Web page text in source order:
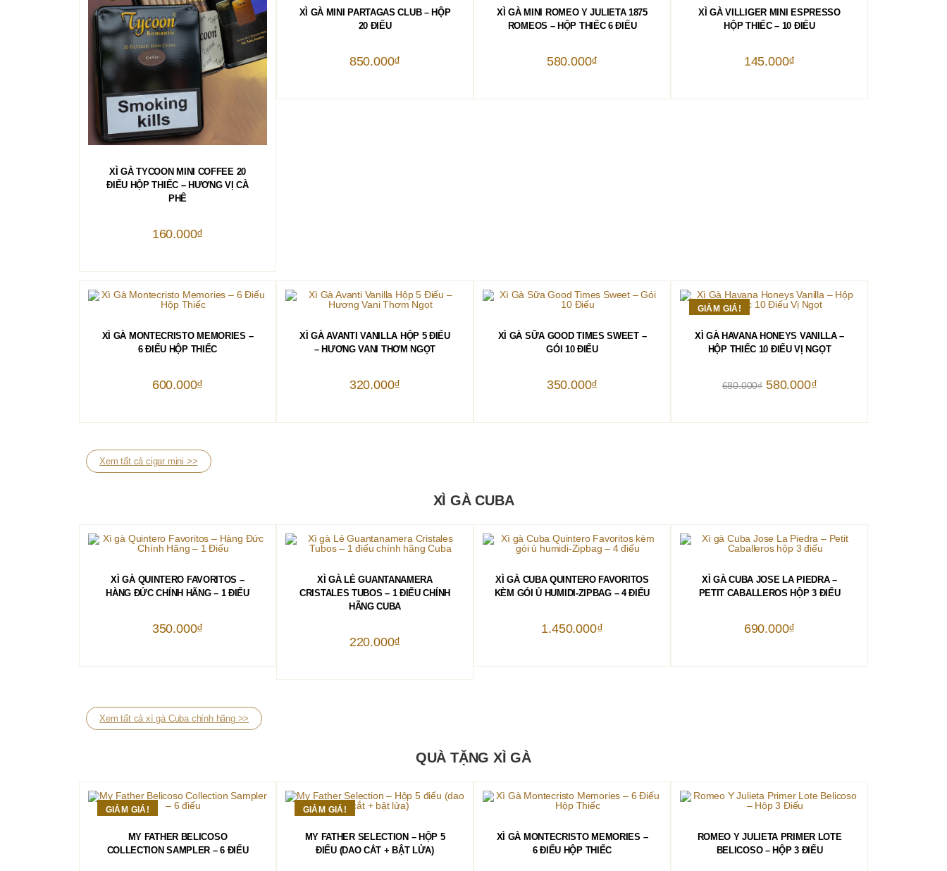
THÊM VÀO GIỎ HÀNG
XÌ GÀ TYCOON MINI COFFEE 20
ĐIẾU HỘP THIẾC – HƯƠNG VỊ CÀ
PHÊ
160.000₫
XÌ GÀ MINI PARTAGAS CLUB – HỘP
20 ĐIẾU
850.000₫
XÌ GÀ MINI ROMEO Y JULIETA 1875
ROMEOS – HỘP THIẾC 6 ĐIẾU
580.000₫
THÊM VÀO GIỎ HÀNG
XÌ GÀ VILLIGER MINI ESPRESSO
HỘP THIẾC – 10 ĐIẾU
145.000₫
XÌ GÀ MONTECRISTO MEMORIES –
6 ĐIẾU HỘP THIẾC
600.000₫
THÊM VÀO GIỎ HÀNG
XÌ GÀ AVANTI VANILLA HỘP 5 ĐIẾU
– HƯƠNG VANI THƠM NGỌT
320.000₫
THÊM VÀO GIỎ HÀNG
XÌ GÀ SỮA GOOD TIMES SWEET –
GÓI 10 ĐIẾU
350.000₫
GIẢM GIÁ!
XÌ GÀ HAVANA HONEYS VANILLA –
HỘP THIẾC 10 ĐIẾU VỊ NGỌT
680.000₫ Giá
gốc
580.000₫Giá
580.000₫.
Xem tất cả cigar mini >>
XÌ GÀ CUBA
THÊM VÀO GIỎ HÀNG
XÌ GÀ QUINTERO FAVORITOS –
HÀNG ĐỨC CHÍNH HÃNG – 1 ĐIẾU
350.000₫
THÊM VÀO GIỎ HÀNG
XÌ GÀ LẺ GUANTANAMERA
CRISTALES TUBOS – 1 ĐIẾU CHÍNH
HÃNG CUBA
220.000₫
XÌ GÀ CUBA QUINTERO FAVORITOS
KÈM GÓI Ủ HUMIDI-ZIPBAG – 4 ĐIẾU
1.450.000₫
THÊM VÀO GIỎ HÀNG
XÌ GÀ CUBA JOSE LA PIEDRA –
PETIT CABALLEROS HỘP 3 ĐIẾU
690.000₫
Xem tất cả xì gà Cuba chính hãng >>
QUÀ TẶNG XÌ GÀ
GIẢM GIÁ!
MY FATHER BELICOSO
COLLECTION SAMPLER – 6 ĐIẾU
GIẢM GIÁ!
MY FATHER SELECTION – HỘP 5
ĐIẾU (DAO CẮT + BẬT LỬA)
XÌ GÀ MONTECRISTO MEMORIES –
6 ĐIẾU HỘP THIẾC
ROMEO Y JULIETA PRIMER LOTE
BELICOSO – HỘP 3 ĐIẾU